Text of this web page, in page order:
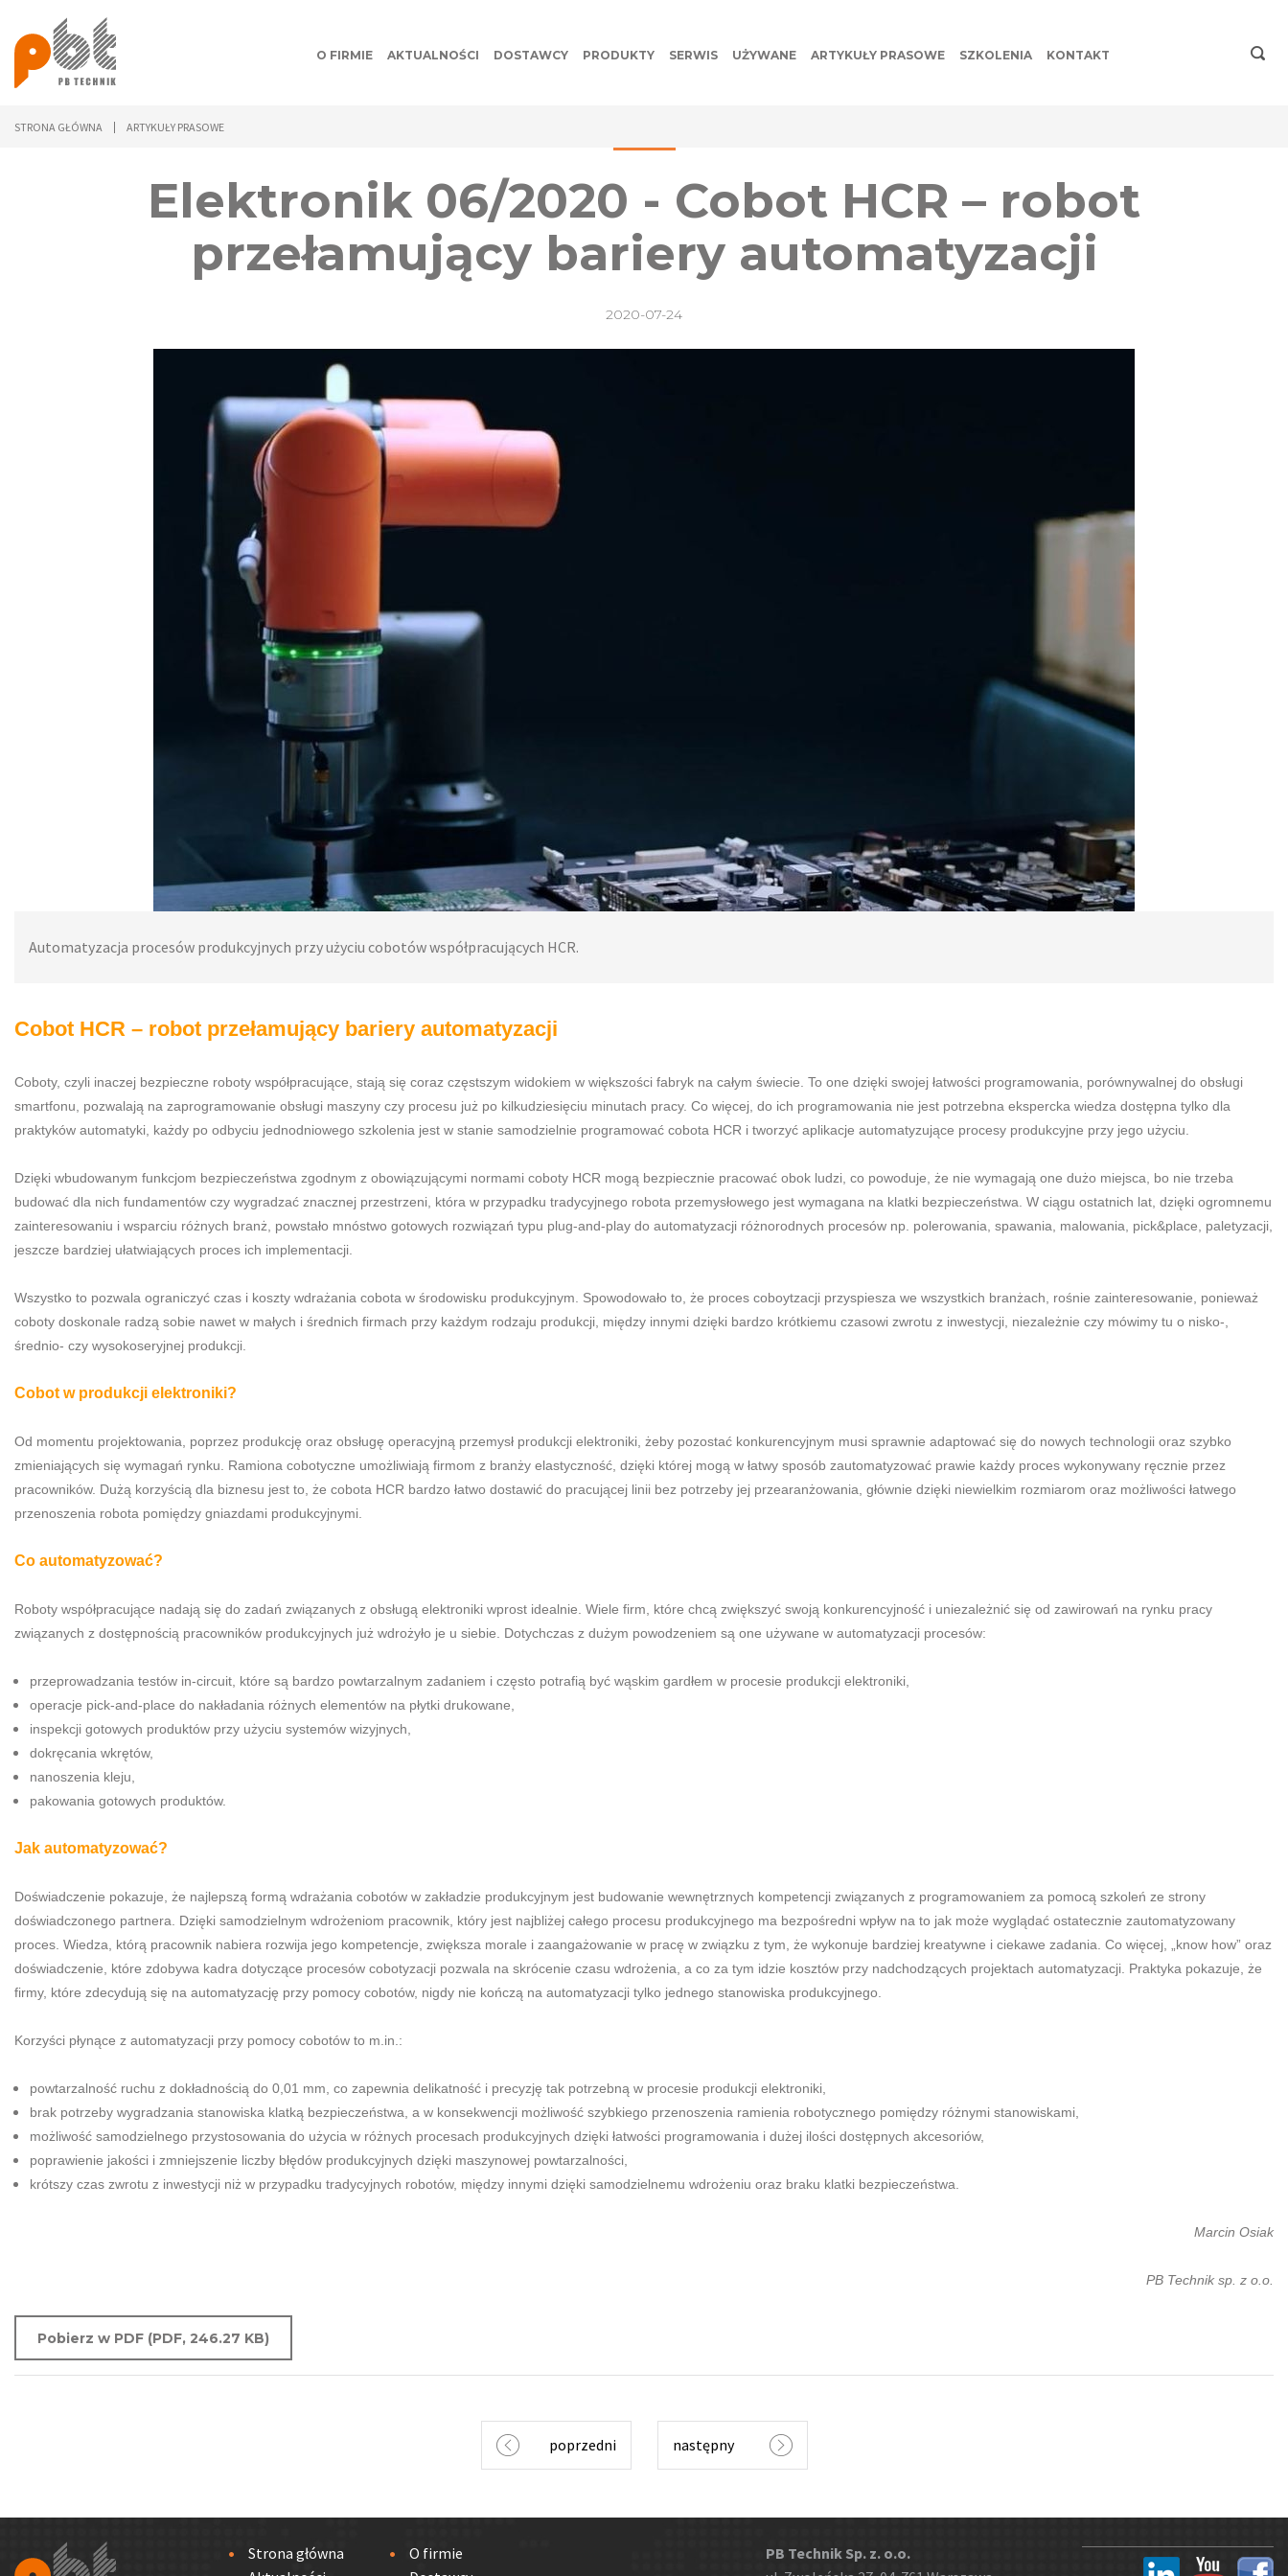
O FIRMIE AKTUALNOŚCI DOSTAWCY PRODUKTY SERWIS UŻYWANE ARTYKUŁY PRASOWE SZKOLENIA KONTAKT
STRONA GŁÓWNA ARTYKUŁY PRASOWE
Elektronik 06/2020 - Cobot HCR – robot
przełamujący bariery automatyzacji
2020-07-24
Automatyzacja procesów produkcyjnych przy użyciu cobotów współpracujących HCR.
Cobot HCR – robot przełamujący bariery automatyzacji
Coboty, czyli inaczej bezpieczne roboty współpracujące, stają się coraz częstszym widokiem w większości fabryk na całym świecie. To one dzięki swojej łatwości programowania, porównywalnej do obsługi
smartfonu, pozwalają na zaprogramowanie obsługi maszyny czy procesu już po kilkudziesięciu minutach pracy. Co więcej, do ich programowania nie jest potrzebna ekspercka wiedza dostępna tylko dla
praktyków automatyki, każdy po odbyciu jednodniowego szkolenia jest w stanie samodzielnie programować cobota HCR i tworzyć aplikacje automatyzujące procesy produkcyjne przy jego użyciu.
Dzięki wbudowanym funkcjom bezpieczeństwa zgodnym z obowiązującymi normami coboty HCR mogą bezpiecznie pracować obok ludzi, co powoduje, że nie wymagają one dużo miejsca, bo nie trzeba
budować dla nich fundamentów czy wygradzać znacznej przestrzeni, która w przypadku tradycyjnego robota przemysłowego jest wymagana na klatki bezpieczeństwa. W ciągu ostatnich lat, dzięki ogromnemu
zainteresowaniu i wsparciu różnych branż, powstało mnóstwo gotowych rozwiązań typu plug-and-play do automatyzacji różnorodnych procesów np. polerowania, spawania, malowania, pick&place, paletyzacji,
jeszcze bardziej ułatwiających proces ich implementacji.
Wszystko to pozwala ograniczyć czas i koszty wdrażania cobota w środowisku produkcyjnym. Spowodowało to, że proces coboytzacji przyspiesza we wszystkich branżach, rośnie zainteresowanie, ponieważ
coboty doskonale radzą sobie nawet w małych i średnich firmach przy każdym rodzaju produkcji, między innymi dzięki bardzo krótkiemu czasowi zwrotu z inwestycji, niezależnie czy mówimy tu o nisko-,
średnio- czy wysokoseryjnej produkcji.
Cobot w produkcji elektroniki?
Od momentu projektowania, poprzez produkcję oraz obsługę operacyjną przemysł produkcji elektroniki, żeby pozostać konkurencyjnym musi sprawnie adaptować się do nowych technologii oraz szybko
zmieniających się wymagań rynku. Ramiona cobotyczne umożliwiają firmom z branży elastyczność, dzięki której mogą w łatwy sposób zautomatyzować prawie każdy proces wykonywany ręcznie przez
pracowników. Dużą korzyścią dla biznesu jest to, że cobota HCR bardzo łatwo dostawić do pracującej linii bez potrzeby jej przearanżowania, głównie dzięki niewielkim rozmiarom oraz możliwości łatwego
przenoszenia robota pomiędzy gniazdami produkcyjnymi.
Co automatyzować?
Roboty współpracujące nadają się do zadań związanych z obsługą elektroniki wprost idealnie. Wiele firm, które chcą zwiększyć swoją konkurencyjność i uniezależnić się od zawirowań na rynku pracy
związanych z dostępnością pracowników produkcyjnych już wdrożyło je u siebie. Dotychczas z dużym powodzeniem są one używane w automatyzacji procesów:
przeprowadzania testów in-circuit, które są bardzo powtarzalnym zadaniem i często potrafią być wąskim gardłem w procesie produkcji elektroniki,
operacje pick-and-place do nakładania różnych elementów na płytki drukowane,
inspekcji gotowych produktów przy użyciu systemów wizyjnych,
dokręcania wkrętów,
nanoszenia kleju,
pakowania gotowych produktów.
Jak automatyzować?
Doświadczenie pokazuje, że najlepszą formą wdrażania cobotów w zakładzie produkcyjnym jest budowanie wewnętrznych kompetencji związanych z programowaniem za pomocą szkoleń ze strony
doświadczonego partnera. Dzięki samodzielnym wdrożeniom pracownik, który jest najbliżej całego procesu produkcyjnego ma bezpośredni wpływ na to jak może wyglądać ostatecznie zautomatyzowany
proces. Wiedza, którą pracownik nabiera rozwija jego kompetencje, zwiększa morale i zaangażowanie w pracę w związku z tym, że wykonuje bardziej kreatywne i ciekawe zadania. Co więcej, „know how” oraz
doświadczenie, które zdobywa kadra dotyczące procesów cobotyzacji pozwala na skrócenie czasu wdrożenia, a co za tym idzie kosztów przy nadchodzących projektach automatyzacji. Praktyka pokazuje, że
firmy, które zdecydują się na automatyzację przy pomocy cobotów, nigdy nie kończą na automatyzacji tylko jednego stanowiska produkcyjnego.
Korzyści płynące z automatyzacji przy pomocy cobotów to m.in.:
powtarzalność ruchu z dokładnością do 0,01 mm, co zapewnia delikatność i precyzję tak potrzebną w procesie produkcji elektroniki,
brak potrzeby wygradzania stanowiska klatką bezpieczeństwa, a w konsekwencji możliwość szybkiego przenoszenia ramienia robotycznego pomiędzy różnymi stanowiskami,
możliwość samodzielnego przystosowania do użycia w różnych procesach produkcyjnych dzięki łatwości programowania i dużej ilości dostępnych akcesoriów,
poprawienie jakości i zmniejszenie liczby błędów produkcyjnych dzięki maszynowej powtarzalności,
krótszy czas zwrotu z inwestycji niż w przypadku tradycyjnych robotów, między innymi dzięki samodzielnemu wdrożeniu oraz braku klatki bezpieczeństwa.
Marcin Osiak
PB Technik sp. z o.o.
Pobierz w PDF (PDF, 246.27 KB)
poprzedni następny
Strona główna
O firmie
PB Technik Sp. z. o.o.